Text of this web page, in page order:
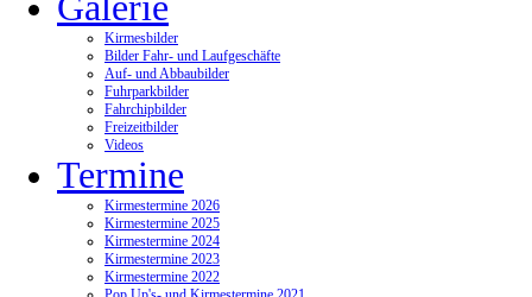
Kirmesbilder
Bilder Fahr- und Laufgeschäfte
Auf- und Abbaubilder
Fuhrparkbilder
Fahrchipbilder
Freizeitbilder
Videos
Termine
Kirmestermine 2026
Kirmestermine 2025
Kirmestermine 2024
Kirmestermine 2023
Kirmestermine 2022